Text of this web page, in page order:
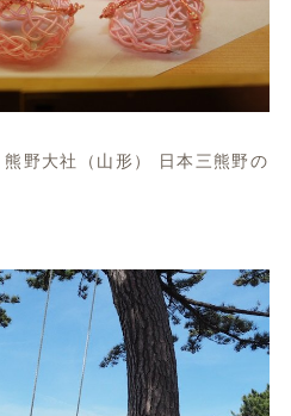
野大社（山形） 日本三熊野の